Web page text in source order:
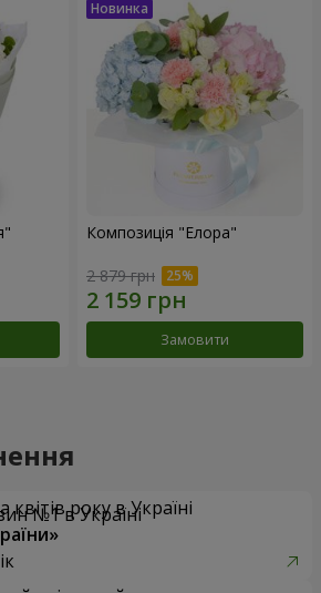
Композиція "Елора"
2 879 грн
Замовити
квітів року в Україні